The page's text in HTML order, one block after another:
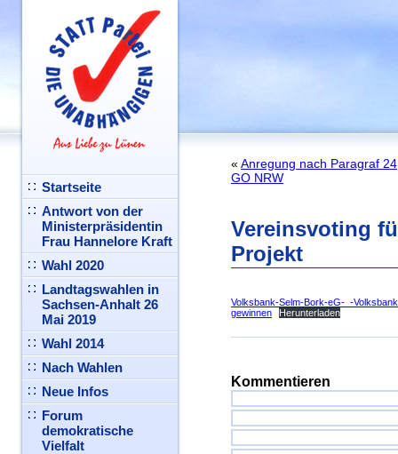
Startseite
Antwort von der
Ministerpräsidentin
Frau Hannelore Kraft
Wahl 2020
Landtagswahlen in
Sachsen-Anhalt 26
Mai 2019
Wahl 2014
Nach Wahlen
Neue Infos
Forum
demokratische
Vielfalt
« Anregung nach Paragraf 24
GO NRW
Vereinsvoting
Projekt
Volksbank-Selm-Bork-eG-_-
gewinnen
Herunterladen
Kommentieren